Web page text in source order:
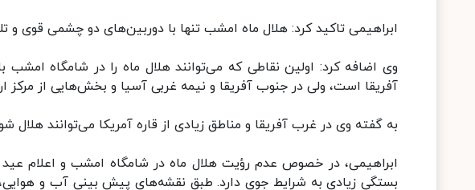
ابراهیمی تاکید کرد: هلال ماه امشب تنها با دوربین‌های دو چشمی قوی
وی اضافه کرد: اولین نقاطی که می‌توانند هلال ماه را در شامگاه
آفریقا است، ولی در جنوب آفریقا و نیمه غربی آسیا و بخش‌هایی از مرکز
به گفته وی در غرب آفریقا و مناطق زیادی از قاره آمریکا می‌توانند هلال شوال ۱۴۴۲ را با چشم مسلح مشاهده
ابراهیمی، در خصوص عدم رؤیت هلال ماه در شامگاه امشب و اعلام
بستگی زیادی به شرایط جوی دارد. طبق نقشه‌های پیش بینی آب و هوایی،